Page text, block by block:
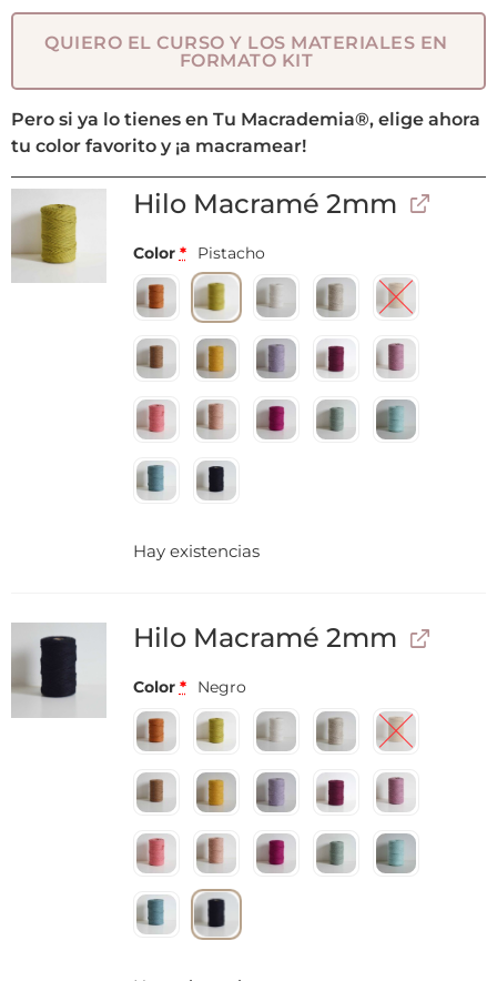
QUIERO EL CURSO Y LOS MATERIALES EN
FORMATO KIT
Pero si ya lo tienes en Tu Macrademia®, elige ahora
tu color favorito y ¡a macramear!
Hilo Macramé 2mm
Color * Pistacho
Hay existencias
Hilo Macramé 2mm
Color * Negro